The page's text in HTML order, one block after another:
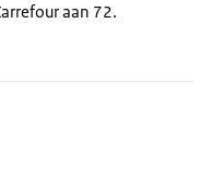
aan 72.